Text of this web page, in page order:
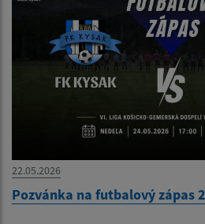
22.05.2026
Pozvánka na futbalový zápas